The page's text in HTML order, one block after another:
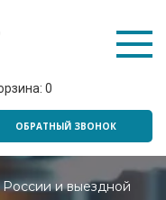
0
ОБРАТНЫЙ ЗВОНОК
и выездной